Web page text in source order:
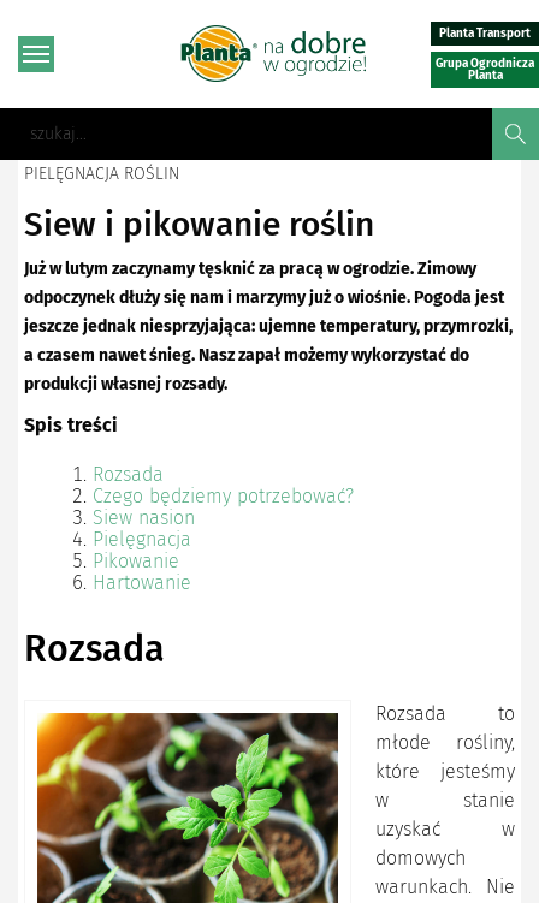
Planta Transport
Grupa Ogrodnicza
Planta
PIELĘGNACJA ROŚLIN
Siew i pikowanie roślin
Już w lutym zaczynamy tęsknić za pracą w ogrodzie. Zimowy
odpoczynek dłuży się nam i marzymy już o wiośnie. Pogoda jest
jeszcze jednak niesprzyjająca: ujemne temperatury, przymrozki,
a czasem nawet śnieg. Nasz zapał możemy wykorzystać do
produkcji własnej rozsady.
Spis treści
Rozsada
Czego będziemy potrzebować?
Siew nasion
Pielęgnacja
Pikowanie
Hartowanie
Rozsada
Rozsada to
młode rośliny,
które jesteśmy
w stanie
uzyskać w
domowych
warunkach. Nie